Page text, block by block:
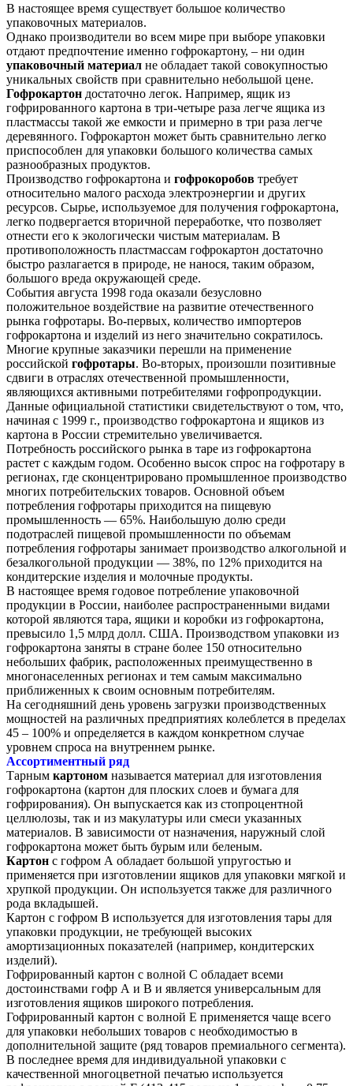
В настоящее время существует большое количество
упаковочных материалов.
Однако производители во всeм мире при выборе упаковки
отдают предпочтение именно гофрокартону, – ни один
упаковочный материал не обладает такой совокупностью
уникальных свойств при сравнительно небольшой цене.
Гофрокартон достаточно лeгок. Например, ящик из
гофрированного картона в три-четыре раза легче ящика из
пластмассы такой же eмкости и примерно в три раза легче
деревянного. Гофрокартон может быть сравнительно легко
приспособлен для упаковки большого количества самых
разнообразных продуктов.
Производство гофрокартона и гофрокоробов требует
относительно малого расхода электроэнергии и других
ресурсов. Сырьe, используемое для получения гофрокартона,
легко подвергается вторичной переработке, что позволяет
отнести его к экологически чистым материалам. В
противоположность пластмассам гофрокартон достаточно
быстро разлагается в природе, не нанося, таким образом,
большого вреда окружающей среде.
События августа 1998 года оказали безусловно
положительное воздействие на развитие отечественного
рынка гофротары. Во-первых, количество импортеров
гофрокартона и изделий из него значительно сократилось.
Многие крупные заказчики перешли на применение
российской гофротары. Во-вторых, произошли позитивные
сдвиги в отраслях отечественной промышленности,
являющихся активными потребителями гофропродукции.
Данные официальной статистики свидетельствуют о том, что,
начиная с 1999 г., производство гофрокартона и ящиков из
картона в России стремительно увеличивается.
Потребность российского рынка в таре из гофрокартона
растет с каждым годом. Особенно высок спрос на гофротару в
регионах, где сконцентрировано промышленное производство
многих потребительских товаров. Основной объем
потребления гофротары приходится на пищевую
промышленность — 65%. Наибольшую долю среди
подотраслей пищевой промышленности по объемам
потребления гофротары занимает производство алкогольной и
безалкогольной продукции — 38%, по 12% приходится на
кондитерские изделия и молочные продукты.
В настоящее время годовое потребление упаковочной
продукции в России, наиболее распространeнными видами
которой являются тара, ящики и коробки из гофрокартона,
превысило 1,5 млрд долл. США. Производством упаковки из
гофрокартона заняты в стране более 150 относительно
небольших фабрик, расположенных преимущественно в
многонаселeнных регионах и тем самым максимально
приближенных к своим основным потребителям.
На сегодняшний день уровень загрузки производственных
мощностей на различных предприятиях колеблется в пределах
45 – 100% и определяется в каждом конкретном случае
уровнем спроса на внутреннем рынке.
Ассортиментный ряд
Тарным картоном называется материал для изготовления
гофрокартона (картон для плоских слоев и бумага для
гофрирования). Он выпускается как из стопроцентной
целлюлозы, так и из макулатуры или смеси указанных
материалов. В зависимости от назначения, наружный слой
гофрокартона может быть бурым или беленым.
Картон с гофром А обладает большой упругостью и
применяется при изготовлении ящиков для упаковки мягкой и
хрупкой продукции. Он используется также для различного
рода вкладышей.
Картон с гофром В используется для изготовления тары для
упаковки продукции, не требующей высоких
амортизационных показателей (например, кондитерских
изделий).
Гофрированный картон с волной С обладает всеми
достоинствами гофр А и В и является универсальным для
изготовления ящиков широкого потребления.
Гофрированный картон с волной Е применяется чаще всего
для упаковки небольших товаров с необходимостью в
дополнительной защите (ряд товаров премиального сегмента).
В последнее время для индивидуальной упаковки с
качественной многоцветной печатью используется